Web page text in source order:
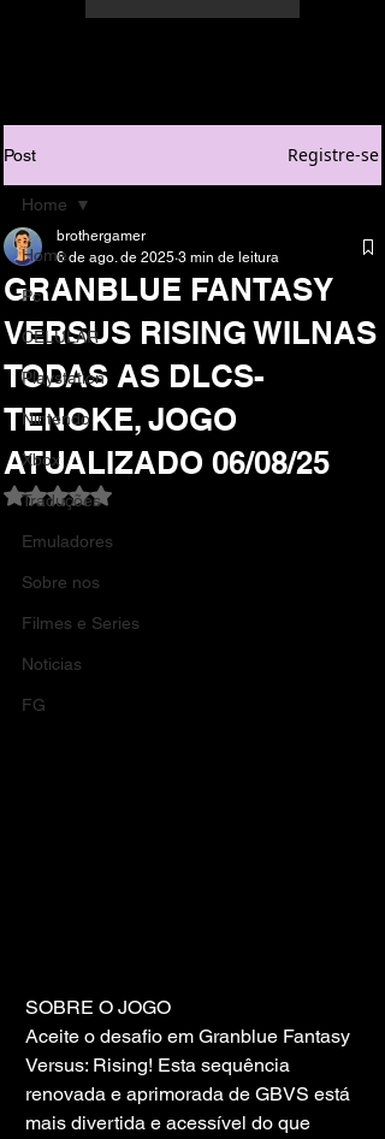
Post Registre-se
Home
Pc
CELULAR
Playstation
Nintendo
Xbox
Traduções
Emuladores
Sobre nos
Filmes e Series
Noticias
FG
Home
GRANBLUE FANTASY
VERSUS RISING WILNAS
TODAS AS DLCS-
TENOKE, JOGO
ATUALIZADO 06/08/25
brothergamer
6 de ago. de 2025 3 min de leitura
Avaliado com NaN de 5 estrelas.
SOBRE O JOGO
Aceite o desafio em Granblue Fantasy
Versus: Rising! Esta sequência
renovada e aprimorada de GBVS está
mais divertida e acessível do que